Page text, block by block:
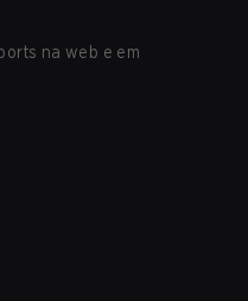
na web e em